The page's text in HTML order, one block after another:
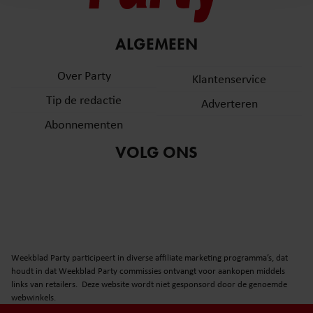
en om ons websiteverkeer te analyseren. Ook delen we
informatie over uw gebruik van onze site met onze
partners voor social media, adverteren en analyse. Deze
informatie die u aan ze heeft verstrekt of die ze hebben
gaat akkoord met onze cookies als u onze website blijft
gebruiken.
ALGEMEEN
Over Party
Tip de redactie
Abonnementen
Klantenservice
Adverteren
VOLG ONS
Weekblad Party participeert in diverse affiliate marketing programma’s, dat
houdt in dat Weekblad Party commissies ontvangt voor aankopen middels
links van retailers. Deze website wordt niet gesponsord door de genoemde
webwinkels.